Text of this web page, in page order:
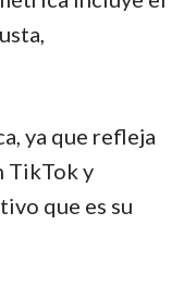
ya que refleja
TikTok y
que es su